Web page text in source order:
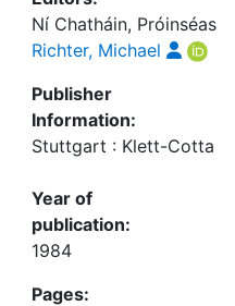
Ní Chatháin, Próinséas
Richter, Michael
Publisher
Information:
Stuttgart : Klett-Cotta
Year of
publication:
1984
Pages: